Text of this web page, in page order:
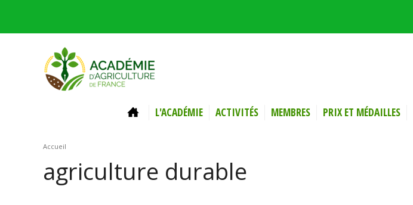
ACCUEILL'ACADÉMIE ACTIVITÉS MEMBRES PRIX ET MÉDAILLES
Vous êtes ici
Accueil
agriculture durable